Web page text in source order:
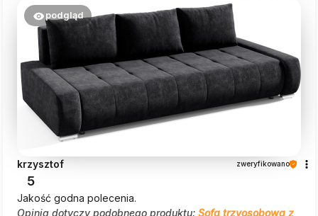
podgląd
krzysztof zweryfikowano
5
Jakość godna polecenia.
Opinia dotyczy podobnego produktu: Sofa trzyosobowa z